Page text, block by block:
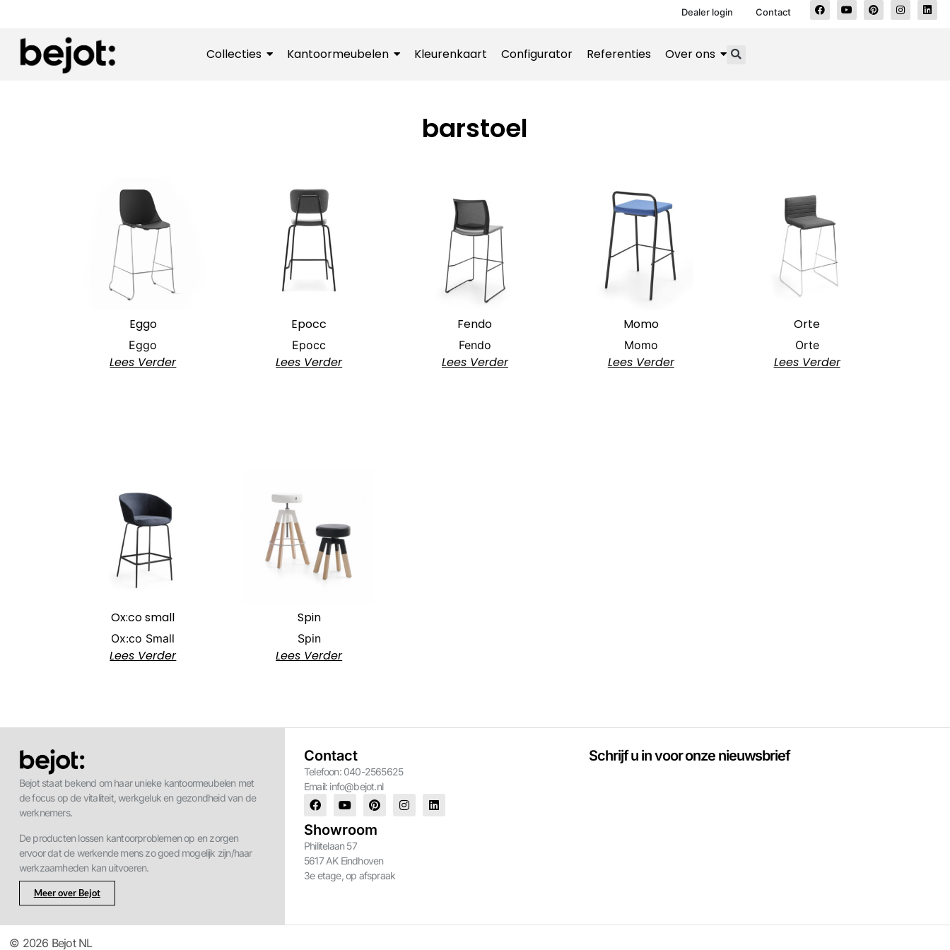
Dealer login Contact
Collecties Kantoormeubelen Kleurenkaart Configurator Referenties Over ons
barstoel
Eggo
Eggo
Lees Verder
Epocc
Epocc
Lees Verder
Fendo
Fendo
Lees Verder
Momo
Momo
Lees Verder
Orte
Orte
Lees Verder
Ox:co small
Ox:co Small
Lees Verder
Spin
Spin
Lees Verder
Bejot staat bekend om haar unieke kantoormeubelen met
de focus op de vitaliteit, werkgeluk en gezondheid van de
werknemers.
De producten lossen kantoorproblemen op en zorgen
ervoor dat de werkende mens zo goed mogelijk zijn/haar
werkzaamheden kan uitvoeren.
Meer over Bejot
Contact
Telefoon: 040-2565625
Email: info@bejot.nl
Showroom
Philitelaan 57
5617 AK Eindhoven
3e etage, op afspraak
Schrijf u in voor onze nieuwsbrief
© 2026 Bejot NL